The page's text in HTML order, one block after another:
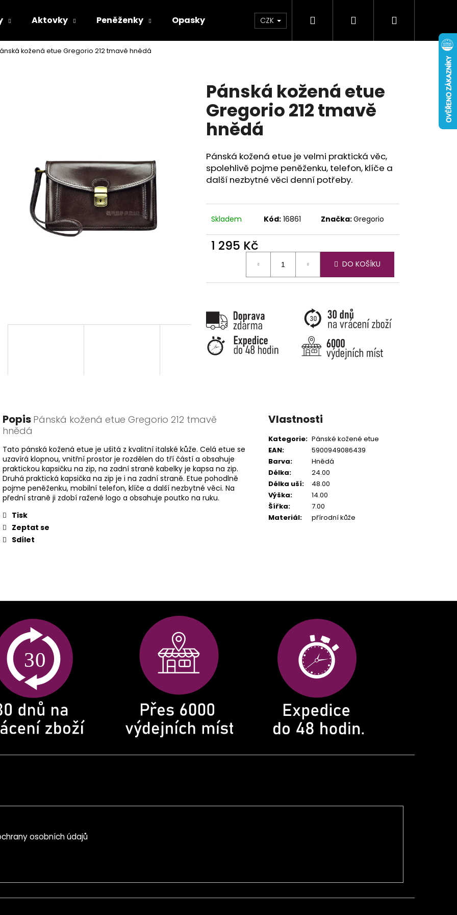
Aktovky Peněženky Opasky Doplňky Novinky
CZK Hledat PřihlášeníNákupní
kožená etue Gregorio 212 tmavě hnědá
Pánská kožená etue
Gregorio 212 tmavě
hnědá
Pánská kožená etue je velmi praktická věc,
spolehlivě pojme peněženku, telefon, klíče a
další nezbytné věci denní potřeby.
Skladem Kód: 16861 Značka:Gregorio
1 295 Kč
DO KOŠÍKU
Popis Pánská kožená etue Gregorio 212 tmavě
hnědá
Tato pánská kožená etue je ušitá z kvalitní italské kůže. Celá etue se
uzavírá klopnou, vnitřní prostor je rozdělen do tří částí a obsahuje
praktickou kapsičku na zip, na zadní straně kabelky je kapsa na zip.
Druhá praktická kapsička na zip je i na zadní straně. Etue pohodlně
pojme peněženku, mobilní telefon, klíče a další nezbytné věci. Na
přední straně ji zdobí ražené logo a obsahuje poutko na ruku.
Tisk
Zeptat se
Sdílet
Vlastnosti
Kategorie: Pánské kožené etue
EAN:
5900949086439
Barva:
Hnědá
Délka:
24.00
Délka uší:
48.00
Výška:
14.00
Šířka:
7.00
Materiál: přírodní kůže
Co potřebujete najít?
osobních údajů